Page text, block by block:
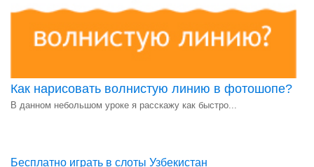
Как нарисовать волнистую линию в фотошопе?
В данном небольшом уроке я расскажу как быстро...
Бесплатно играть в слоты Узбекистан